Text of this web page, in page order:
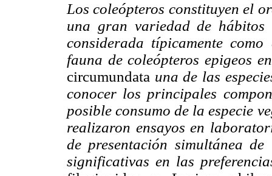
Los coleópteros constituyen el
una gran variedad de hábitos
considerada típicamente
fauna de coleópteros epigeos
circumundata una de las
conocer los principales
posible consumo de la especie
realizaron ensayos en
de presentación simultánea
significativas en las